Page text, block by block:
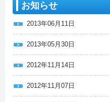
お知らせ
2013年06月11日
2013年05月30日
2012年11月14日
2012年11月07日